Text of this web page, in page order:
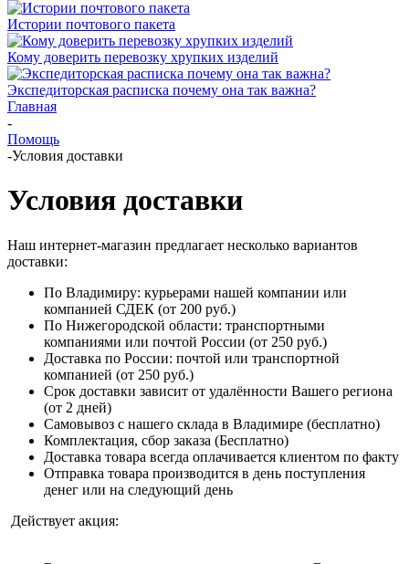
Истории почтового пакета
Кому доверить перевозку хрупких изделий
Экспедиторская расписка почему она так важна?
Главная
-
Помощь
-Условия доставки
Условия доставки
Наш интернет-магазин предлагает несколько вариантов
доставки:
По Владимиру: курьерами нашей компании или
компанией СДЕК (от 200 руб.)
По Нижегородской области: транспортными
компаниями или почтой России (от 250 руб.)
Доставка по России: почтой или транспортной
компанией (от 250 руб.)
Срок доставки зависит от удалённости Вашего региона
(от 2 дней)
Самовывоз с нашего склада в Владимире (бесплатно)
Комплектация, сбор заказа (Бесплатно)
Доставка товара всегда оплачивается клиентом по факту
Отправка товара производится в день поступления
денег или на следующий день
Действует акция: